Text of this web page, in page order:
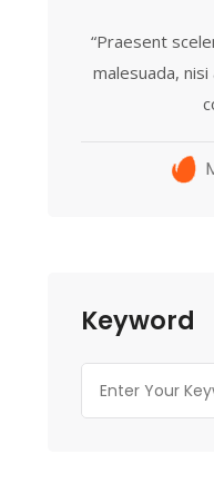
“Praesent
malesuada,
Keyword